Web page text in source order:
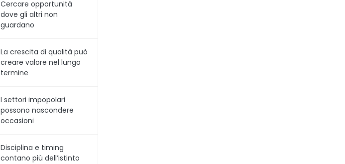
Cercare opportunità
dove gli altri non
guardano
La crescita di qualità può
creare valore nel lungo
termine
I settori impopolari
possono nascondere
occasioni
Disciplina e timing
contano più dell’istinto